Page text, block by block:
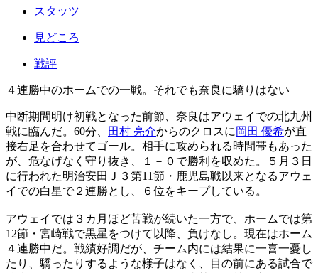
スタッツ
見どころ
戦評
４連勝中のホームでの一戦。それでも奈良に驕りはない
中断期間明け初戦となった前節、奈良はアウェイでの北九州
戦に臨んだ。60分、
田村 亮介からのクロスに 岡田 優希が直
接右足を合わせてゴール。相手に攻められる時間帯もあった
が、危なげなく守り抜き、１－０で勝利を収めた。５月３日
に行われた明治安田Ｊ３第11節・鹿児島戦以来となるアウェ
イでの白星で２連勝とし、６位をキープしている。
アウェイでは３カ月ほど苦戦が続いた一方で、ホームでは第
12節・宮崎戦で黒星をつけて以降、負けなし。現在はホーム
４連勝中だ。戦績好調だが、チーム内には結果に一喜一憂し
たり、驕ったりするような様子はなく、目の前にある試合で